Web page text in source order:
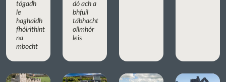
tógadh
le
haghaidh
fhóirithint
na
mbocht
dó ach a
bhfuil
tábhacht
ollmhór
leis